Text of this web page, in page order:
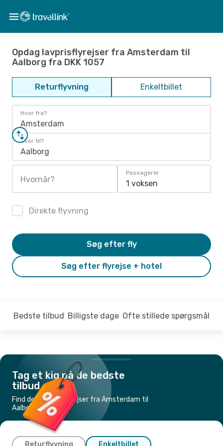
Opdag lavprisflyrejser fra Amsterdam til
Aalborg fra DKK 1057
Returflyvning Enkeltbillet
Hvor fra?
Amsterdam
Hvor til?
Aalborg
Hvornår?
Passagerer
1 voksen
Direkte flyvning
Søg efter flyrejse + hotel
Søg efter fly
Bedste tilbud Billigste dage Ofte stillede spørgsmål
Tag et kig på de bedste
tilbud
Find de billigste flyrejser fra Amsterdam til
Aalborg
Returflyvning Enkeltbillet